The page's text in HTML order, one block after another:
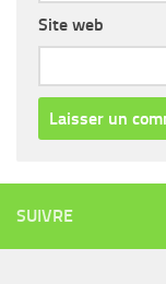
Site web
SUIVRE